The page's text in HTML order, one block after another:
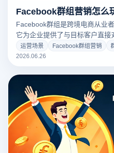
Facebook群组是跨境电商从业
它为企业提供了与目标客户直接
池的重要基础设施。本文从
优势讲起，为新手系统拆解从入
运营场景 Facebook群组营销
2026.06.26